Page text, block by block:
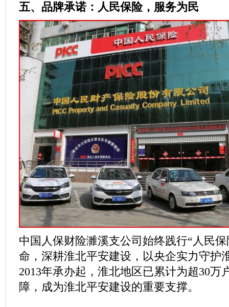
五、品牌承诺：人民保险，服务为民
中国人保财险濉溪支公司始终践行“人民
命，深耕淮北平安建设，以央企实力守护
2013年承办起，淮北地区已累计为超30万
障，成为淮北平安建设的重要支撑。